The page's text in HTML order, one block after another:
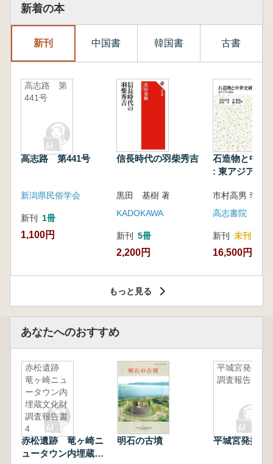
新着の本
新刊 中国書 韓国書 古書
高志路 第
441号
高志路 第441号
新潟県民俗学会
新刊 1冊
1,100円
信長時代の羽柴秀吉
黒田 基樹 著
KADOKAWA
新刊 5冊
2,200円
石造物と中世
: 東アジアと
高志書院
新刊 未刊
16,500円
もっと見る
あなたへのおすすめ
赤松遺跡
竜ヶ崎ニュ
ータウン内
埋蔵文化財
調査報告書
4
赤松遺跡 竜ヶ崎ニ
ュータウン内埋蔵文
明石の古墳
平城宮発掘
調査報告7
平城宮発掘調